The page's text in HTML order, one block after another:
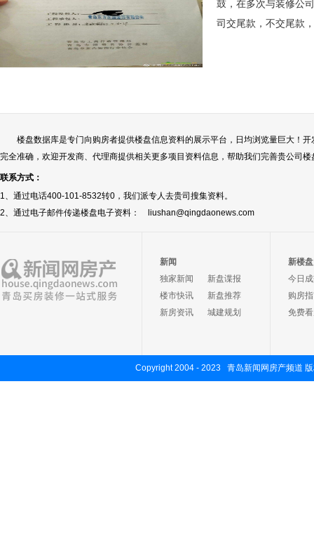
鼓，在多次与装修公
司交尾款，不交尾款
楼盘数据库是专门向购房者提供楼盘信息资料的展示平台，日均浏览量巨大！
完全准确，欢迎开发商、代理商提供相关更多项目资料信息，帮助我们完善贵公司
联系方式：
1、通过电话400-101-8532转0，我们派专人去贵司搜集资料。
2、通过电子邮件传递楼盘电子资料： liushan@qingdaonews.com
新闻
独家新闻
新盘谍报
楼市快讯
新盘推荐
新房资讯
城建规划
新楼盘
今日
购房
免费
Copyright 2004 - 2023 青岛新闻网房产频道